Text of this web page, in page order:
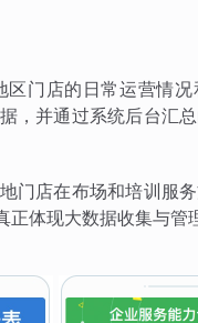
门店的日常运营情
，并通过系统后台汇
门店在布场和培训服
体现大数据收集与管